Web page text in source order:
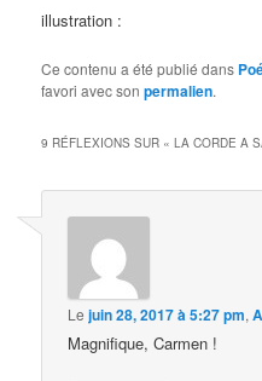
illustration :
Ce contenu a été publié dans
favori avec sonpermalien.
9 RÉFLEXIONS SUR «LA CORDE A
Lejuin 28, 2017 à 5:27 pm,
Magnifique, Carmen !